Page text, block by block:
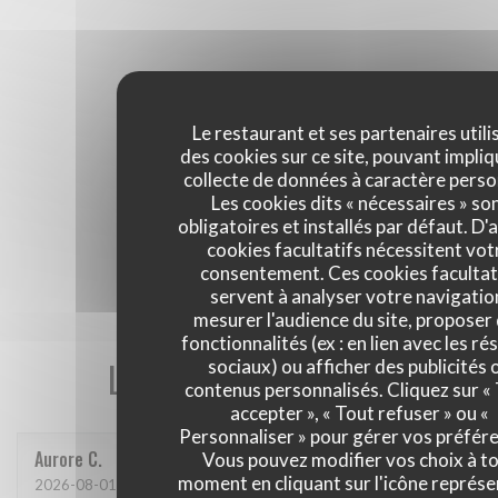
Le restaurant et ses partenaires
des cookies sur ce site, pouvant
collecte de données à caractère
Les cookies dits « nécessaires »
obligatoires et installés par défaut.
cookies facultatifs nécessitent
consentement. Ces cookies
servent à analyser votre
mesurer l'audience du site, proposer
fonctionnalités (ex : en lien avec les
sociaux) ou afficher des publicités
contenus personnalisés. Cliquez sur «
accepter », « Tout refuser » ou «
Personnaliser » pour gérer vos
Vous pouvez modifier vos choix à
moment en cliquant sur l'icône
Les avis de nos clients
Aurore C
2026-08-01 - 20:00 - Couverts 2